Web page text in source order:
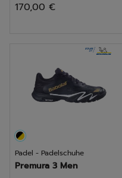
von
Bewertungen
170,00 €
Padel - Padelschuhe
Premura 3 Men